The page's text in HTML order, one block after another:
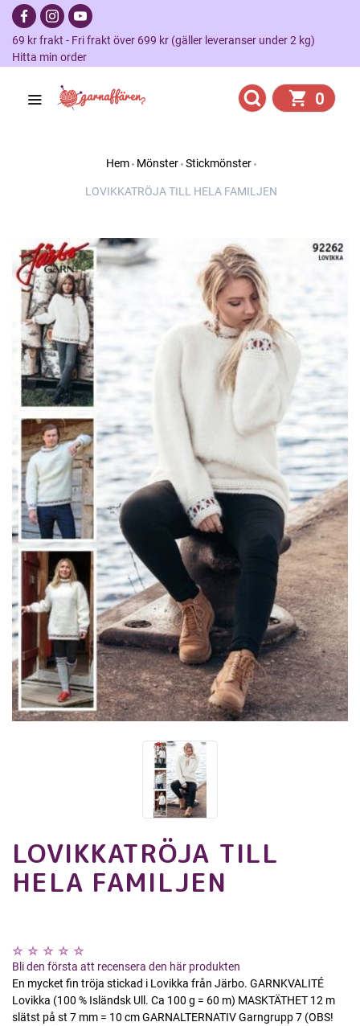
69 kr frakt - Fri frakt över 699 kr (gäller leveranser under 2 kg)
Hitta min order
0
Hem Mönster Stickmönster
LOVIKKATRÖJA TILL HELA FAMILJEN
LOVIKKATRÖJA TILL
HELA FAMILJEN
Bli den första att recensera den här produkten
En mycket fin tröja stickad i Lovikka från Järbo. GARNKVALITÉ
Lovikka (100 % Isländsk Ull. Ca 100 g = 60 m) MASKTÄTHET 12 m
slätst på st 7 mm = 10 cm GARNALTERNATIV Garngrupp 7 (OBS!